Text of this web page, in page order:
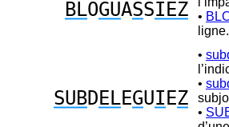
BLOGUASSIEZ
•
ligne.
SUBDELEGUI EZ
•
•
•